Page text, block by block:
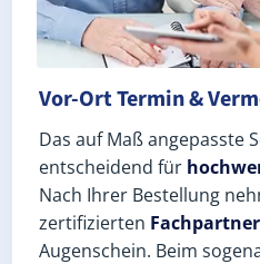
Vor-Ort Termin &
Das auf Maß angepasste
entscheidend für
Nach Ihrer Bestellung
zertifizierten Fachpartner
Augenschein. Beim